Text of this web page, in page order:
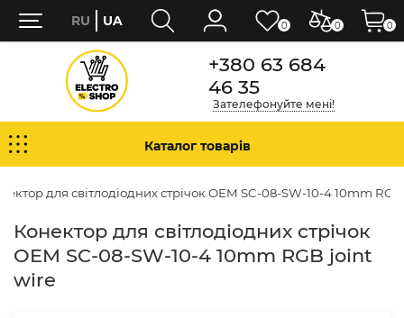
+380 63 684
46 35
Зателефонуйте мені!
Каталог товарів
для світлодіодних стрічок OEM SC-08-SW-10-4 10mm
Конектор для світлодіодних стрічок
OEM SC-08-SW-10-4 10mm RGB joint
wire
0 0
RU UA 0